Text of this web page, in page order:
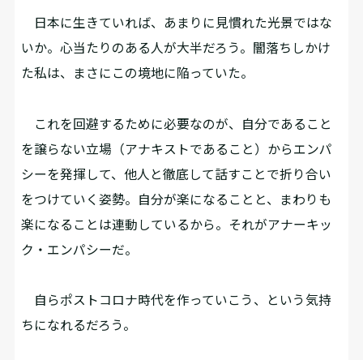
日本に生きていれば、あまりに見慣れた光景ではな
いか。心当たりのある人が大半だろう。闇落ちしかけ
た私は、まさにこの境地に陥っていた。
これを回避するために必要なのが、自分であること
を譲らない立場（アナキストであること）からエンパ
シーを発揮して、他人と徹底して話すことで折り合い
をつけていく姿勢。自分が楽になることと、まわりも
楽になることは連動しているから。それがアナーキッ
ク・エンパシーだ。
自らポストコロナ時代を作っていこう、という気持
ちになれるだろう。